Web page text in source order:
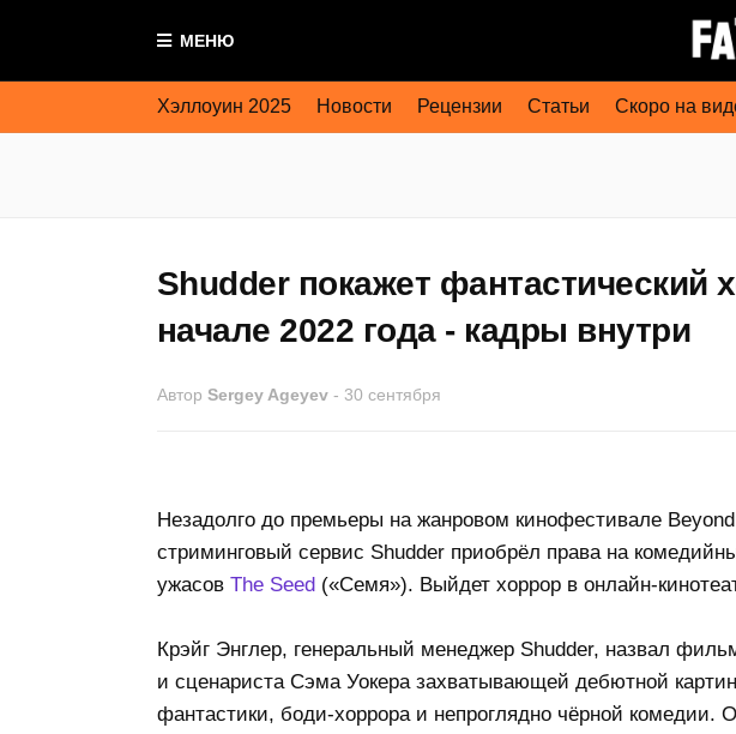
МЕНЮ
Хэллоуин 2025 Новости Рецензии Статьи Скоро на
Shudder покажет фантастический
начале 2022 года - кадры внутри
Автор Sergey Ageyev - 30 сентября
Незадолго до премьеры на жанровом кинофестивале
стриминговый сервис Shudder приобрёл права на
ужасов The Seed(«Семя»). Выйдет хоррор в онлайн-
Крэйг Энглер, генеральный менеджер Shudder, назвал
и сценариста Сэма Уокера захватывающей дебютной
фантастики, боди-хоррора и непроглядно чёрной комедии.